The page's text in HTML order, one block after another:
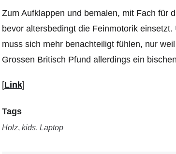
Zum Aufklappen und bemalen, mit Fach für
bevor altersbedingt die Feinmotorik
muss sich mehr benachteiligt fühlen, nur
Grossen Britisch Pfund allerdings ein
[Link]
Tags
Holz, kids, Laptop